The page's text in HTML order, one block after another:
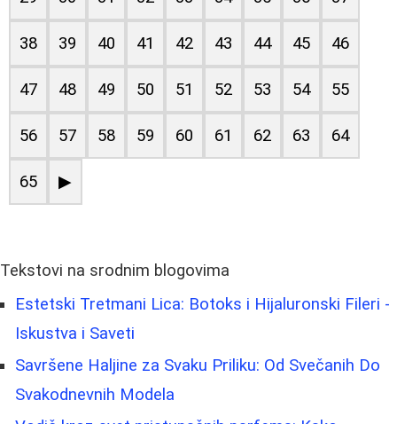
38 39 40 41 42 43 44 45 46
47 48 49 50 51 52 53 54 55
56 57 58 59 60 61 62 63 64
65 ▶
Tekstovi na srodnim blogovima
Estetski Tretmani Lica: Botoks i Hijaluronski Fileri -
Iskustva i Saveti
Savršene Haljine za Svaku Priliku: Od Svečanih Do
Svakodnevnih Modela